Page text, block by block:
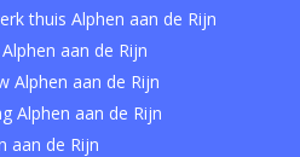
thuis Alphen aan de Rijn
aan de Rijn
Alphen aan de Rijn
Alphen aan de Rijn
aan de Rijn